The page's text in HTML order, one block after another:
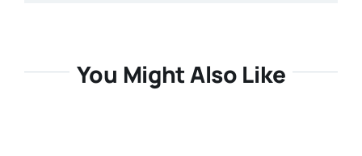
You Might Also Like